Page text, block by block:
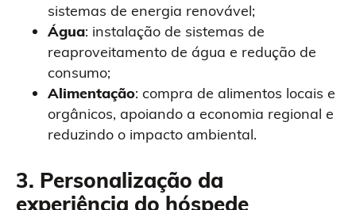
sistemas de energia renovável;
Água: instalação de sistemas de
reaproveitamento de água e redução de
consumo;
Alimentação: compra de alimentos locais e
orgânicos, apoiando a economia regional e
reduzindo o impacto ambiental.
3. Personalização da
experiência do hóspede